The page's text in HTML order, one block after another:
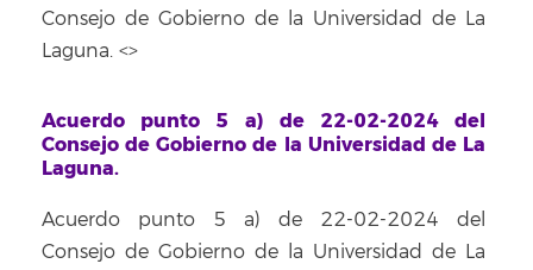
Consejo de Gobierno de la Universidad de La
Laguna. <>
Acuerdo punto 5 a) de 22-02-2024 del
Consejo de Gobierno de la Universidad de La
Laguna.
Acuerdo punto 5 a) de 22-02-2024 del
Consejo de Gobierno de la Universidad de La